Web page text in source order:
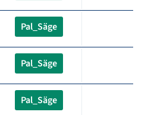
Pal_Säge
Pal_Säge
Pal_Säge